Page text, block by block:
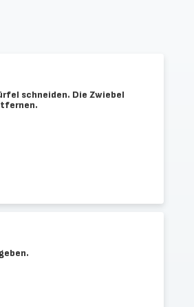
schneiden. Die Zwiebel